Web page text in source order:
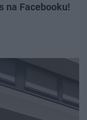
na Facebooku!